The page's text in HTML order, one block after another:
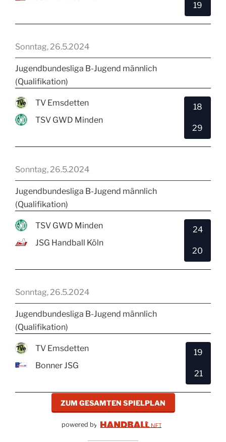
19
Sonntag, 26.5.2024
Jugendbundesliga B-Jugend männlich
(Qualifikation)
TV Emsdetten
TSV GWD Minden
18
29
Sonntag, 26.5.2024
Jugendbundesliga B-Jugend männlich
(Qualifikation)
TSV GWD Minden
JSG Handball Köln
24
20
Sonntag, 26.5.2024
Jugendbundesliga B-Jugend männlich
(Qualifikation)
TV Emsdetten
Bonner JSG
19
21
ZUM GESAMTEN SPIELPLAN
powered by